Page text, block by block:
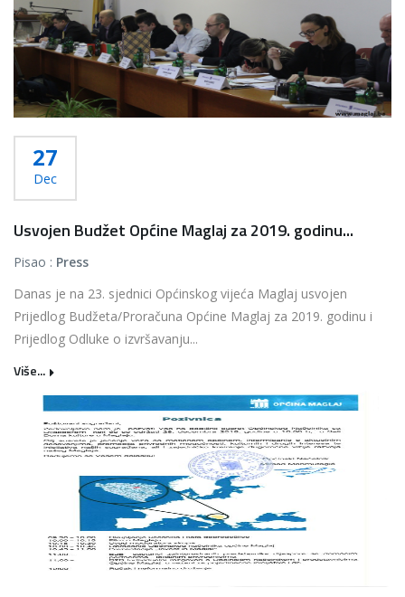
27
Dec
Usvojen Budžet Općine Maglaj za 2019. godinu...
Pisao : Press
Danas je na 23. sjednici Općinskog vijeća Maglaj usvojen
Prijedlog Budžeta/Proračuna Općine Maglaj za 2019. godinu i
Prijedlog Odluke o izvršavanju...
Više...